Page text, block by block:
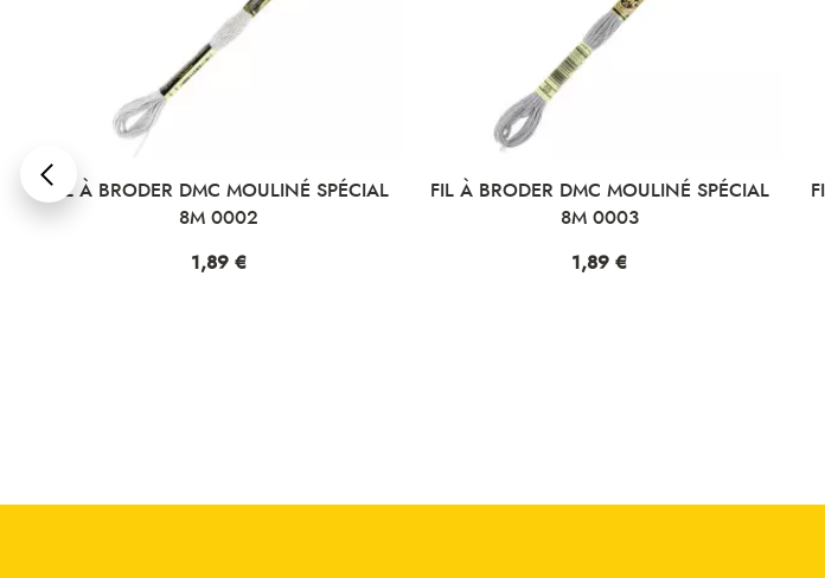
FIL À BRODER DMC MOULINÉ SPÉCIAL
8M 0002
Prix
1,89 €
FIL À BRODER DMC MOULINÉ SPÉCIAL
8M 0003
Prix
1,89 €